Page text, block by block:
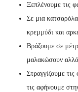
Ξεπλένουμε τις
Σε μια
κρεμμύδι και
Βράζουμε σε
μαλακώσουν
Στραγγίζουμε
τις αφήνουμε